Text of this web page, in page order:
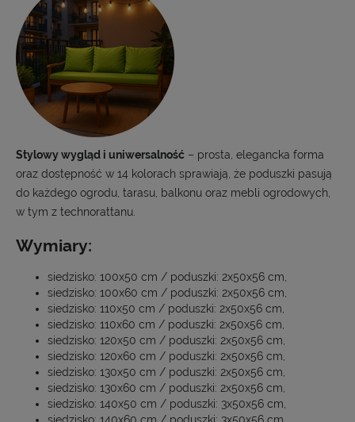
Stylowy wygląd i uniwersalność – prosta, elegancka forma
oraz dostępność w 14 kolorach sprawiają, że poduszki pasują
do każdego ogrodu, tarasu, balkonu oraz mebli ogrodowych,
w tym z technorattanu.
Wymiary:
siedzisko: 100x50 cm / poduszki: 2x50x56 cm,
siedzisko: 100x60 cm / poduszki: 2x50x56 cm,
siedzisko: 110x50 cm / poduszki: 2x50x56 cm,
siedzisko: 110x60 cm / poduszki: 2x50x56 cm,
siedzisko: 120x50 cm / poduszki: 2x50x56 cm,
siedzisko: 120x60 cm / poduszki: 2x50x56 cm,
siedzisko: 130x50 cm / poduszki: 2x50x56 cm,
siedzisko: 130x60 cm / poduszki: 2x50x56 cm,
siedzisko: 140x50 cm / poduszki: 3x50x56 cm,